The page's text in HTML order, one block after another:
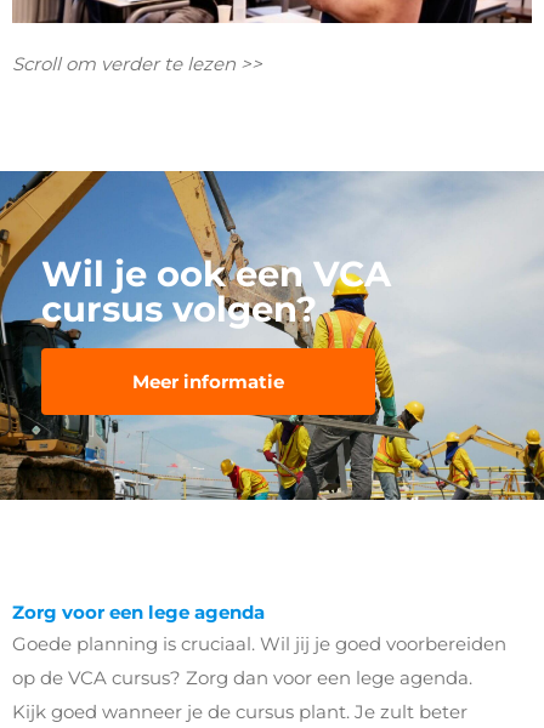
Scroll om verder te lezen >>
Wil je ook een VCA
cursus volgen?
Meer informatie
Zorg voor een lege agenda
Goede planning is cruciaal. Wil jij je goed voorbereiden
op de VCA cursus? Zorg dan voor een lege agenda.
Kijk goed wanneer je de cursus plant. Je zult beter